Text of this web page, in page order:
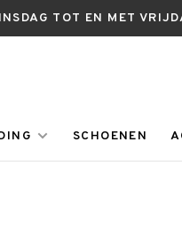
TOT EN MET
SCHOENEN